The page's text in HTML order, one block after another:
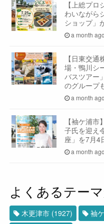
【上総プ
わいながら
ショップ」
a month ago
【日東交
場・鴨川シ
バスツアー
のグループ
a month ago
【袖ケ浦
子氏を迎え
座」を7月4
a month ago
よくあるテー
木更津市 (1927) 袖